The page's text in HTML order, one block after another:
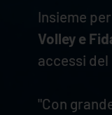
Insieme
Volley e
accessi
"Con